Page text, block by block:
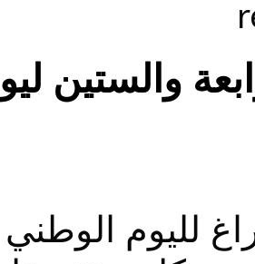
والستين
لليوم